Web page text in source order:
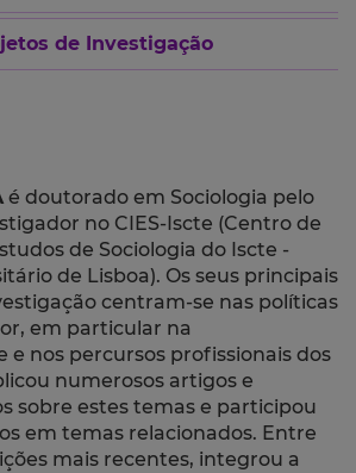
de Investigação
é doutorado em Sociologia pelo
no CIES-Iscte (Centro de
de Sociologia do Iscte -
de Lisboa). Os seus principais
centram-se nas políticas
em particular na
e nos percursos profissionais dos
numerosos artigos e
sobre estes temas e participou
em temas relacionados. Entre
mais recentes, integrou a